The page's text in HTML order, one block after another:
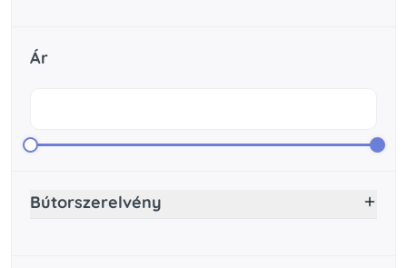
Ár
Bútorszerelvény